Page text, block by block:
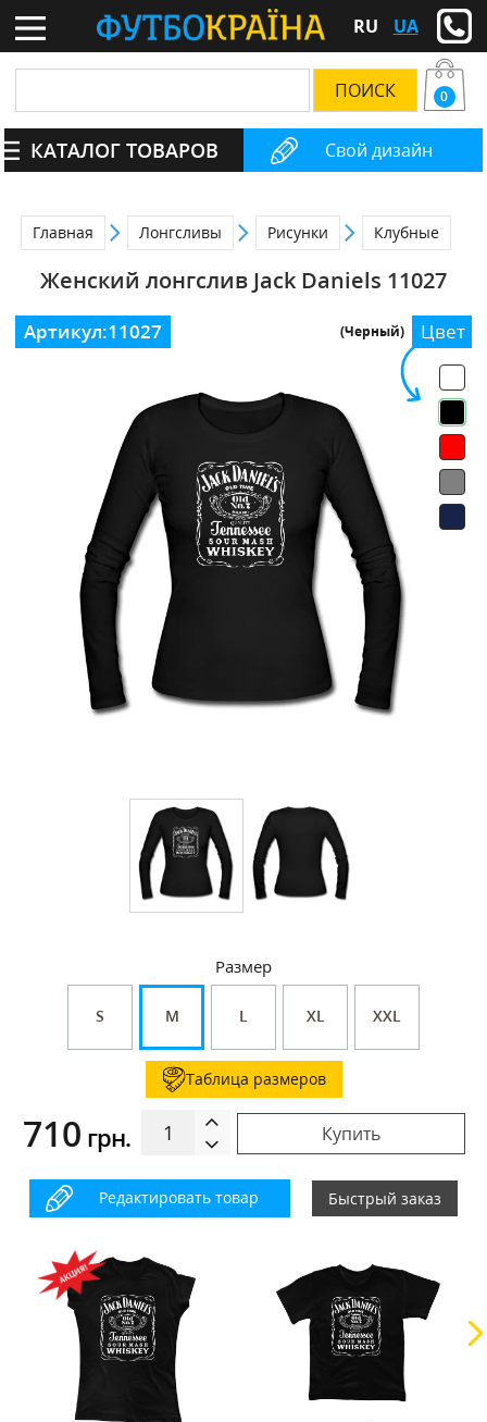
RU UA
Свой дизайн
0
КАТАЛОГ ТОВАРОВ
Главная Лонгсливы Рисунки Клубные
Женский лонгслив Jack Daniels 11027
Цвет
(Черный)
Размер
S M L XL XXL
Таблица размеров
710 грн. Купить
Редактировать товар Быстрый заказ
Артикул:11027